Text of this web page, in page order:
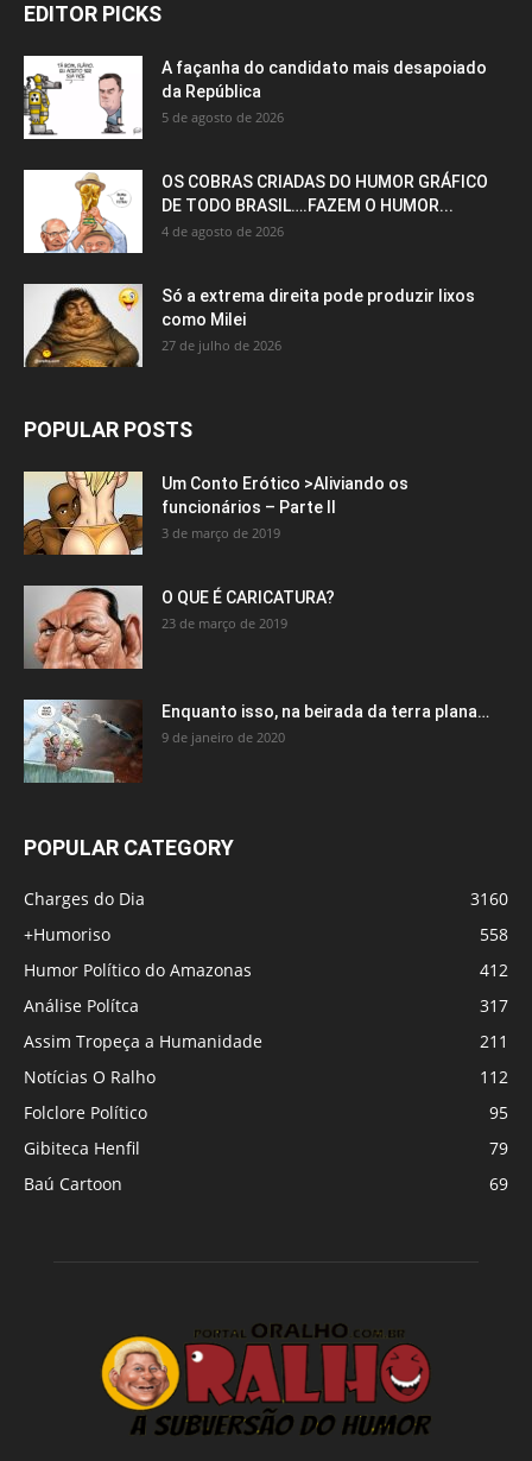
EDITOR PICKS
A façanha do candidato mais desapoiado
da República
5 de agosto de 2026
OS COBRAS CRIADAS DO HUMOR GRÁFICO
DE TODO BRASIL….FAZEM O HUMOR...
4 de agosto de 2026
Só a extrema direita pode produzir lixos
como Milei
27 de julho de 2026
POPULAR POSTS
Um Conto Erótico >Aliviando os
funcionários – Parte II
3 de março de 2019
O QUE É CARICATURA?
23 de março de 2019
Enquanto isso, na beirada da terra plana…
9 de janeiro de 2020
POPULAR CATEGORY
Charges do Dia
3160
+Humoriso
558
Humor Político do Amazonas
412
Análise Polítca
317
Assim Tropeça a Humanidade
211
Notícias O Ralho
112
Folclore Político
95
Gibiteca Henfil
79
Baú Cartoon
69